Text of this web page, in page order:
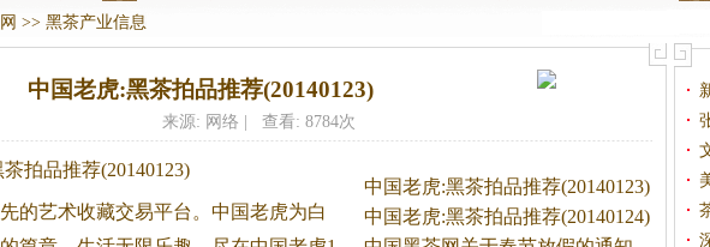
>> 黑茶产业信息
中国老虎:黑茶拍品推荐(20140123)
来源: 网络 | 查看: 8784次
中国老虎:黑茶拍品推荐(20140123)
中国老虎:黑茶拍品推荐(20140124)
茶拍品推荐(20140123)
的艺术收藏交易平台。中国老虎为白